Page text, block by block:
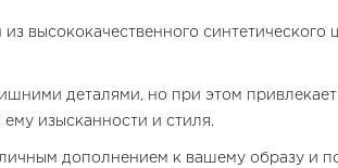
высококачественного синтетического
деталями, но при этом
изысканности и стиля.
дополнением к вашему образу и